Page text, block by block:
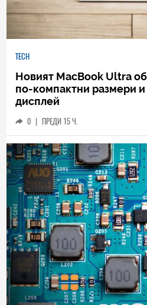
TECH
Новият MacBook Ultra
по-компактни размери и
дисплей
0 | ПРЕДИ 15 Ч.